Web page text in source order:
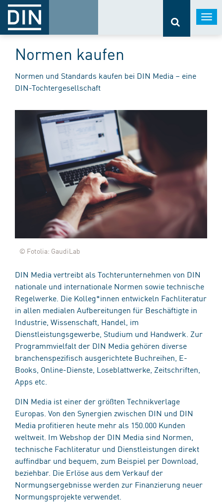
Normen kaufen
Normen und Standards kaufen bei DIN Media – eine
DIN-Tochtergesellschaft
© Fotolia: GaudiLab
DIN Media vertreibt als Tochterunternehmen von DIN
nationale und internationale Normen sowie technische
Regelwerke. Die Kolleg*innen entwickeln Fachliteratur
in allen medialen Aufbereitungen für Beschäftigte in
Industrie, Wissenschaft, Handel, im
Dienstleistungsgewerbe, Studium und Handwerk. Zur
Programmvielfalt der DIN Media gehören diverse
branchenspezifisch ausgerichtete Buchreihen, E-
Books, Online-Dienste, Loseblattwerke, Zeitschriften,
Apps etc.
DIN Media ist einer der größten Technikverlage
Europas. Von den Synergien zwischen DIN und DIN
Media profitieren heute mehr als 150.000 Kunden
weltweit. Im Webshop der DIN Media sind Normen,
technische Fachliteratur und Dienstleistungen direkt
auffindbar und bequem, zum Beispiel per Download,
beziehbar. Die Erlöse aus dem Verkauf der
Normungsergebnisse werden zur Finanzierung neuer
Normungsprojekte verwendet.